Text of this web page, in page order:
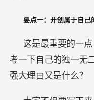
要点一：开创属于自己
这是最重要的一
考一下自己的独一无
强大理由又是什么？